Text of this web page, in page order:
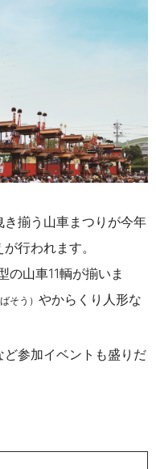
揃う山車まつりが今年
行われます。
の山車11輌が揃いま
そう） やからくり人形な
参加イベントも盛りだ